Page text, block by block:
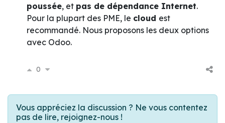
poussée, et pas de dépendance Internet.
Pour la plupart des PME, le cloud est
recommandé. Nous proposons les deux options
avec Odoo.
0
Vous appréciez la discussion ? Ne vous contentez
pas de lire, rejoignez-nous !